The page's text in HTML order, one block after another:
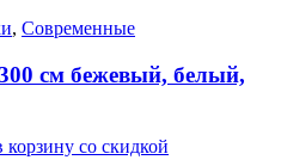
, Современные
см бежевый, белый,
корзину со скидкой